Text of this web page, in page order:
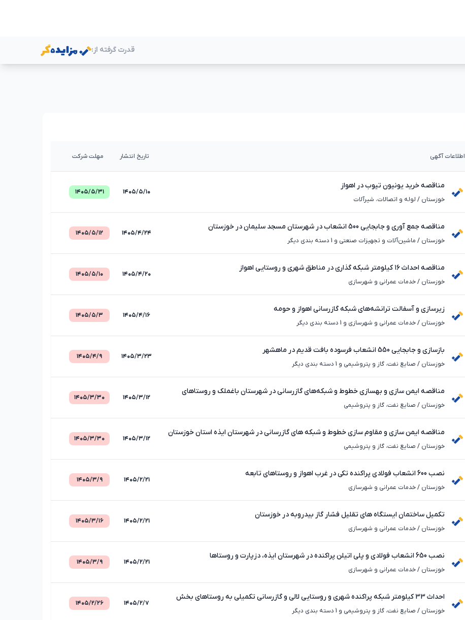
قدرت گرفته از:
اطلاعات آگهی تاریخ انتشار مهلت شرکت
مناقصه خرید یونیون تیوب در اهواز
خوزستان / لوله و اتصالات، شیرآلات
۱۴۰۵/۵/۱۰ ۱۴۰۵/۵/۳۱
مناقصه جمع آوری و جابجایی 500 انشعاب در شهرستان مسجد سلیمان در خوزستان
خوزستان / ماشین‌آلات و تجهیزات صنعتی و 1 دسته بندی دیگر
۱۴۰۵/۴/۲۴ ۱۴۰۵/۵/۱۲
مناقصه احداث ۱۶ کیلومتر شبکه گذاری در مناطق شهری و روستایی اهواز
خوزستان /خدمات عمرانی و شهرسازی
۱۴۰۵/۴/۲۰ ۱۴۰۵/۵/۱۰
زیرسازی و آسفالت ترانشه‌های شبکه گازرسانی اهواز و حومه
خوزستان /خدمات عمرانی و شهرسازی و 1 دسته بندی دیگر
۱۴۰۵/۴/۱۶ ۱۴۰۵/۵/۳
بازسازی و جابجایی 550 انشعاب فرسوده بافت قدیم در ماهشهر
خوزستان / صنایع نفت، گاز و پتروشیمی و 1 دسته بندی دیگر
۱۴۰۵/۳/۲۳ ۱۴۰۵/۴/۹
مناقصه ایمن سازی و بهسازی خطوط و شبکه‌های گازرسانی در شهرستان باغملک و روستاهای
اطراف استان خوزستان
خوزستان / صنایع نفت، گاز و پتروشیمی
۱۴۰۵/۳/۱۲ ۱۴۰۵/۳/۳۰
مناقصه ایمن سازی و مقاوم سازی خطوط و شبکه های گازرسانی در شهرستان ایذه استان خوزستان
خوزستان / صنایع نفت، گاز و پتروشیمی
۱۴۰۵/۳/۱۲ ۱۴۰۵/۳/۳۰
نصب 600 انشعاب فولادی پراکنده تکی در غرب اهواز و روستاهای تابعه
خوزستان /خدمات عمرانی و شهرسازی
۱۴۰۵/۲/۲۱ ۱۴۰۵/۳/۹
تکمیل ساختمان ایستگاه های تقلیل فشار گاز بیدروبه در خوزستان
خوزستان /خدمات عمرانی و شهرسازی
۱۴۰۵/۲/۲۱ ۱۴۰۵/۳/۱۶
نصب 650 انشعاب فولادی و پلی اتیلن پراکنده در شهرستان ایذه، دزپارت و روستاها
خوزستان /خدمات عمرانی و شهرسازی
۱۴۰۵/۲/۲۱ ۱۴۰۵/۳/۹
احداث 33 کیلومتر شبکه پراکنده شهری و روستایی لالی و گازرسانی تکمیلی به روستاهای بخش
حتی
خوزستان / صنایع نفت، گاز و پتروشیمی و 1 دسته بندی دیگر
۱۴۰۵/۲/۷ ۱۴۰۵/۲/۲۶